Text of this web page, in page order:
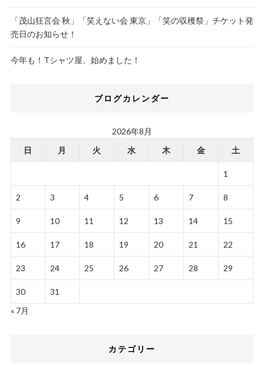
「茂山狂言会 秋」「笑えない会 東京」「笑の収穫祭」チケット発
売日のお知らせ！
今年も！Tシャツ屋、始めました！
ブログカレンダー
2026年8月
日
月 火 水 木 金 土
1
2 3 4 5 6 7 8
9 10 11 12 13 14 15
16 17 18 19 20 21 22
23 24 25 26 27 28 29
30
31
« 7月
カテゴリー